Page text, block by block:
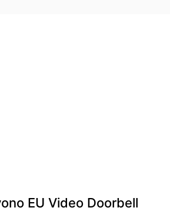
EU Video Doorbell